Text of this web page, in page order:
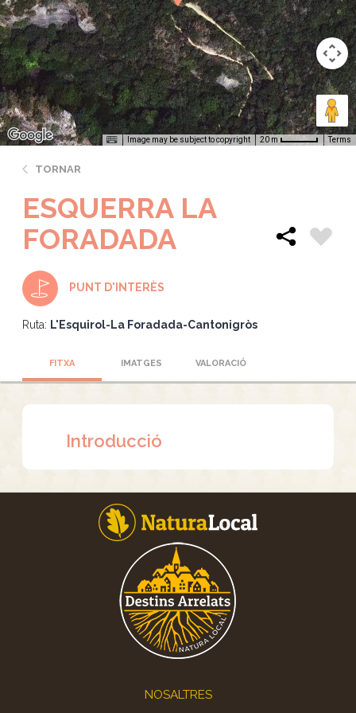
Image may be subject to copyright 20 m Terms
TORNAR
ESQUERRA LA
FORADADA
PUNT D'INTERÈS
Ruta: L'Esquirol-La Foradada-Cantonigròs
FITXA IMATGES VALORACIÓ
Introducció
NOSALTRES